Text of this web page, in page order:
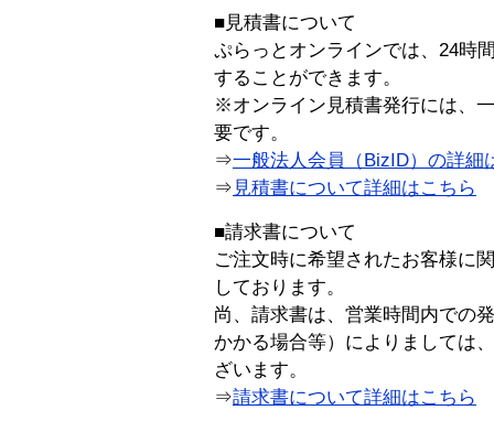
■見積書について
ぷらっとオンラインでは、24時
することができます。
※オンライン見積書発行には、
要です。
⇒一般法人会員（BizID）の詳細
⇒ 見積書について詳細はこちら
■請求書について
ご注文時に希望されたお客様に
しております。
尚、請求書は、営業時間内での
かかる場合等）によりましては
ざいます。
⇒請求書について詳細はこちら